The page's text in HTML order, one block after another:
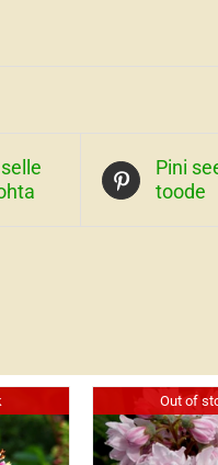
Pini
toode
Out of